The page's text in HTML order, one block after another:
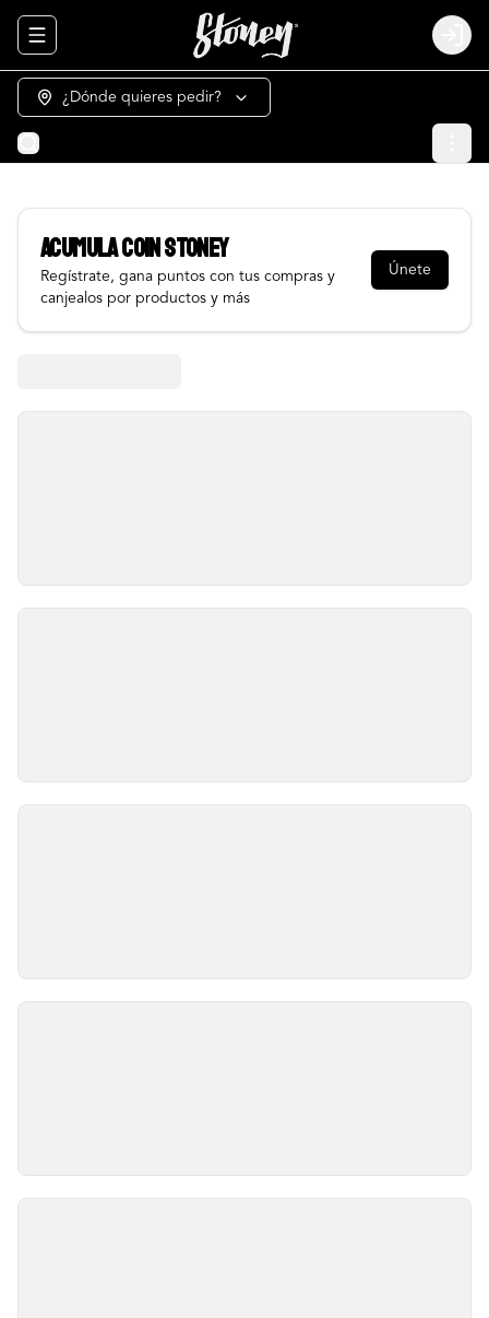
Abrir menu de navegación Login
¿Dónde quieres pedir?
AcumulaCOIN STONEY
Regístrate, gana puntos con tus compras y
canjealos por productos y más
Únete